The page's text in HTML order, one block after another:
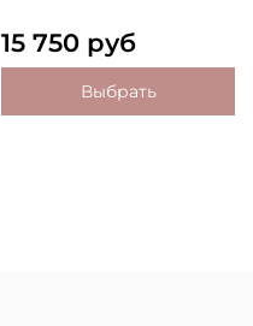
15 750 руб
Выбрать